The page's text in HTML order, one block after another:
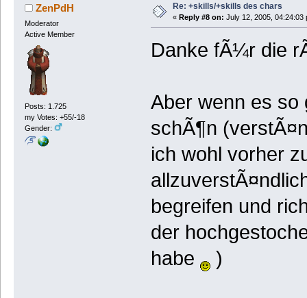
ZenPdH
Moderator
Active Member
Posts: 1.725
my Votes: +55/-18
Gender:
Re: +skills/+skills des chars
« Reply #8 on: July 12, 2005, 04:24:03
Danke fÃ¼r die
Aber wenn es so
schÃ¶n
ich wohl vorher
begreifen und
der
habe
)